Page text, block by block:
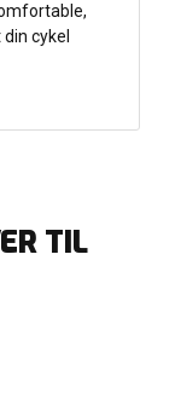
cykel
TIL